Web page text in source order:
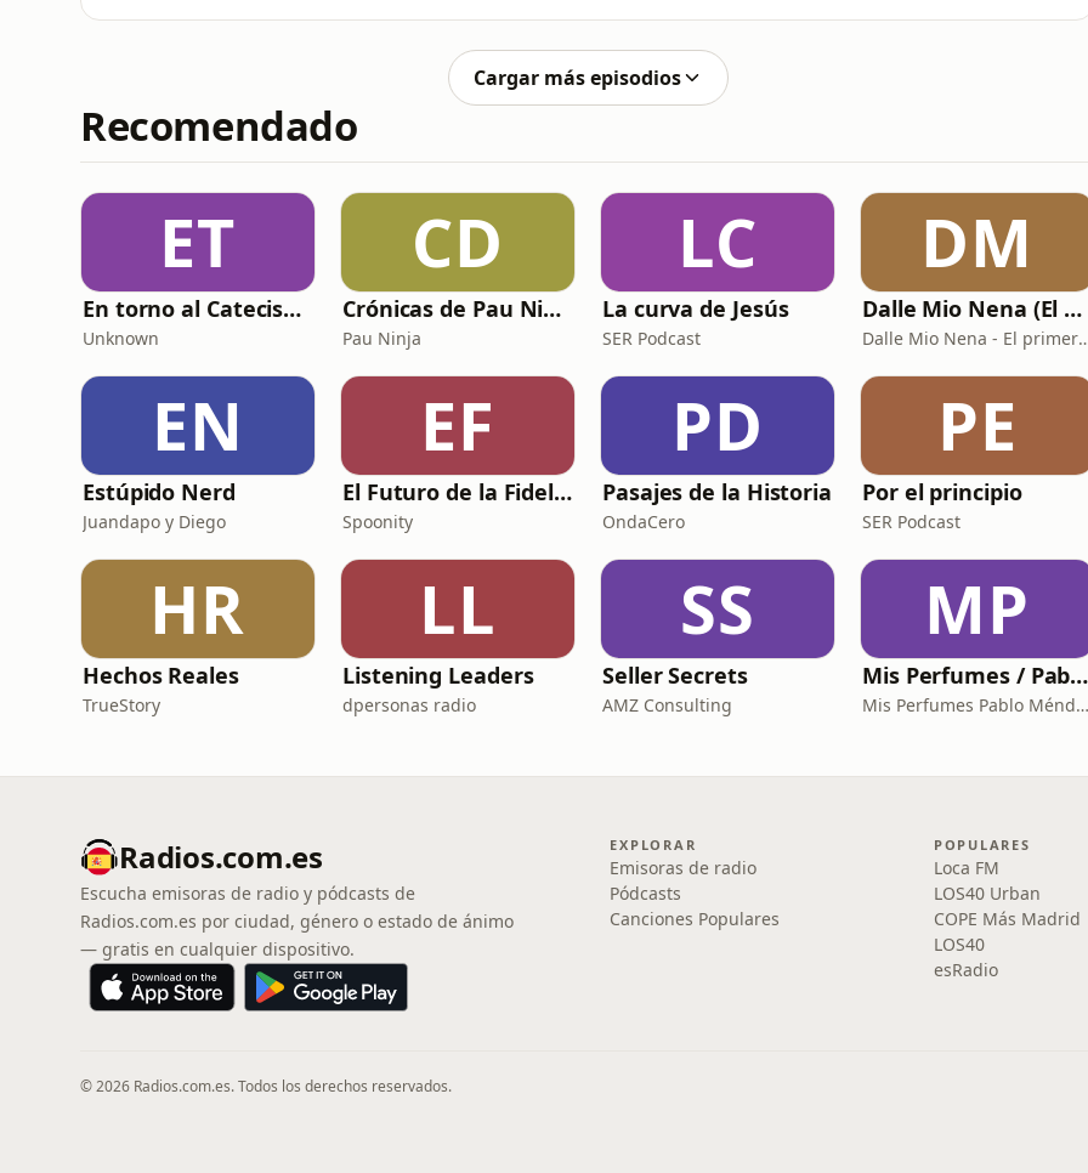
Cargar más episodios
Recomendado
ET
En torno al Catecismo
Unknown
CD
Crónicas de Pau Ninja
Pau Ninja
LC
La curva de Jesús
SER Podcast
DM
Dalle Mio Nena (El primer podcast rural de España)
Dalle Mio Nena - El
EN
Estúpido Nerd
Juandapo y Diego
EF
El Futuro de la Fidelización
Spoonity
PD
Pasajes de la Historia
OndaCero
PE
Por el principio
SER Podcast
HR
Hechos Reales
TrueStory
LL
Listening Leaders
dpersonas radio
SS
Seller Secrets
AMZ Consulting
MP
Mis Perfumes / Pablo Méndez
Mis Perfumes Pablo Méndez
Radios.com.es
Escucha emisoras de radio y pódcasts de
Radios.com.es por ciudad, género o estado de ánimo
— gratis en cualquier dispositivo.
EXPLORAR
Emisoras de radio
Pódcasts
Canciones Populares
POPULARES
Loca FM
LOS40 Urban
COPE Más Madrid
LOS40
esRadio
© 2026 Radios.com.es. Todos los derechos reservados.